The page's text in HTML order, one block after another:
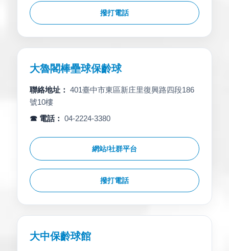
撥打電話
大魯閣棒壘球保齡球
聯絡地址： 401臺中市東區新庄里復興路四段186
號10樓
☎ 電話： 04-2224-3380
網站/社群平台
撥打電話
大中保齡球館